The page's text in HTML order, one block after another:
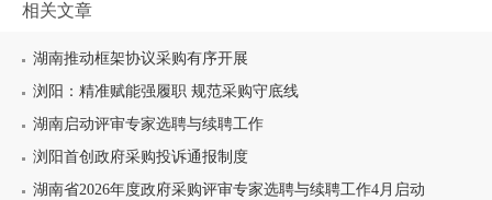
相关文章
湖南推动框架协议采购有序开展
浏阳：精准赋能强履职 规范采购守底线
湖南启动评审专家选聘与续聘工作
浏阳首创政府采购投诉通报制度
湖南省2026年度政府采购评审专家选聘与续聘工作4月启动